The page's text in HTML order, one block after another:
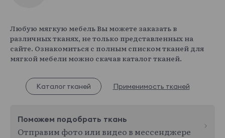
Любую мягкую мебель Вы можете заказать в
различных тканях, не только представленных на
сайте. Ознакомиться с полным списком тканей для
мягкой мебели можно скачав каталог тканей.
Каталог тканей Применимость тканей
Поможем подобрать ткань
Отправим фото или видео в мессенджере